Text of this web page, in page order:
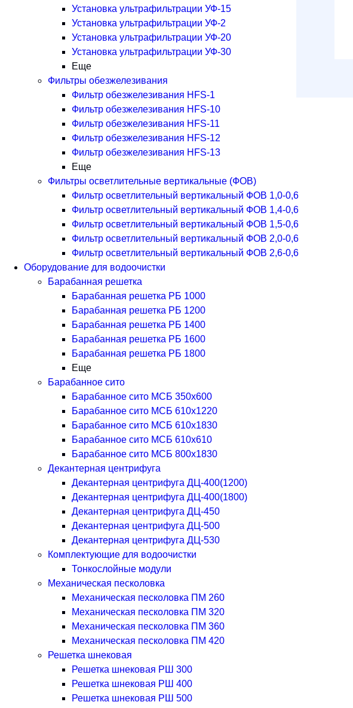
Установка ультрафильтрации УФ-15
Установка ультрафильтрации УФ-2
Установка ультрафильтрации УФ-20
Установка ультрафильтрации УФ-30
Еще
Фильтры обезжелезивания
Фильтр обезжелезивания HFS-1
Фильтр обезжелезивания HFS-10
Фильтр обезжелезивания HFS-11
Фильтр обезжелезивания HFS-12
Фильтр обезжелезивания HFS-13
Еще
Фильтры осветлительные вертикальные (ФОВ)
Фильтр осветлительный вертикальный ФОВ 1,0-0,6
Фильтр осветлительный вертикальный ФОВ 1,4-0,6
Фильтр осветлительный вертикальный ФОВ 1,5-0,6
Фильтр осветлительный вертикальный ФОВ 2,0-0,6
Фильтр осветлительный вертикальный ФОВ 2,6-0,6
Оборудование для водоочистки
Барабанная решетка
Барабанная решетка РБ 1000
Барабанная решетка РБ 1200
Барабанная решетка РБ 1400
Барабанная решетка РБ 1600
Барабанная решетка РБ 1800
Еще
Барабанное сито
Барабанное сито МСБ 350x600
Барабанное сито МСБ 610x1220
Барабанное сито МСБ 610x1830
Барабанное сито МСБ 610x610
Барабанное сито МСБ 800x1830
Декантерная центрифуга
Декантерная центрифуга ДЦ-400(1200)
Декантерная центрифуга ДЦ-400(1800)
Декантерная центрифуга ДЦ-450
Декантерная центрифуга ДЦ-500
Декантерная центрифуга ДЦ-530
Комплектующие для водоочистки
Тонкослойные модули
Механическая песколовка
Механическая песколовка ПM 260
Механическая песколовка ПM 320
Механическая песколовка ПM 360
Механическая песколовка ПM 420
Решетка шнековая
Решетка шнековая РШ 300
Решетка шнековая РШ 400
Решетка шнековая РШ 500